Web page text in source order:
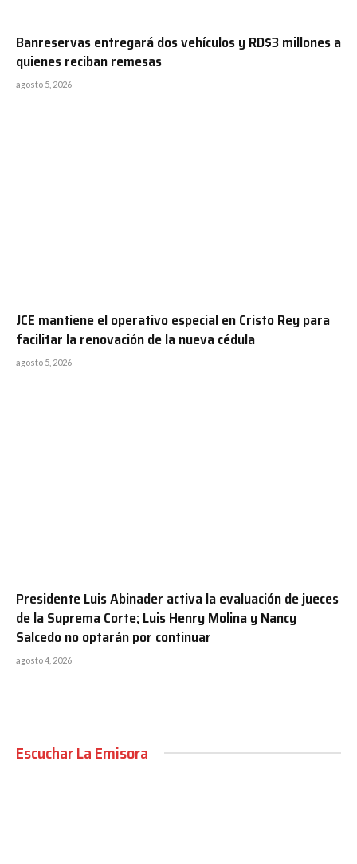
Banreservas entregará dos vehículos y RD$3 millones a
quienes reciban remesas
agosto 5, 2026
JCE mantiene el operativo especial en Cristo Rey para
facilitar la renovación de la nueva cédula
agosto 5, 2026
Presidente Luis Abinader activa la evaluación de jueces
de la Suprema Corte; Luis Henry Molina y Nancy
Salcedo no optarán por continuar
agosto 4, 2026
Escuchar La Emisora